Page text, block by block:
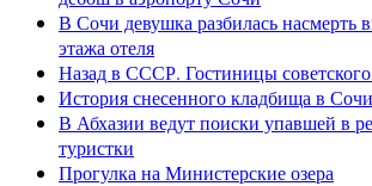
В Сочи девушка разбилась насмерть
этажа отеля
Назад в СССР. Гостиницы
История снесенного кладбища в Сочи
В Абхазии ведут поиски упавшей в
туристки
Прогулка на Министерские озера